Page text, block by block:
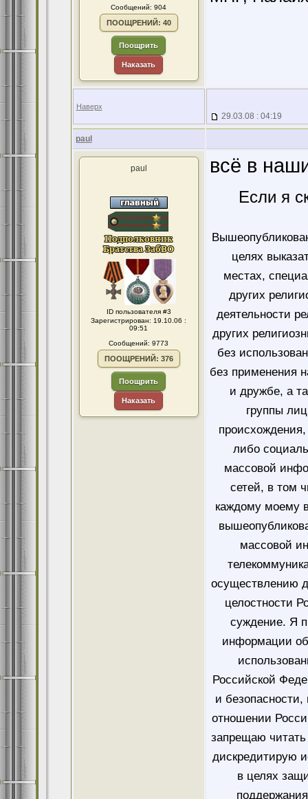
Сообщений: 904
ПООЩРЕНИЙ: 40
Поощрить
Наказать
Наверх
29.03.08 : 04:19
paul
paul
ID пользователя #3
Зарегистрирован: 19.10.06 :
09:51
Сообщений: 9773
ПООЩРЕНИЙ: 376
Поощрить
Наказать
всё в
Если я
целях
местах,
других
деятельности
других
без
без применения
и дружбе, а
группы
либо
массовой
сетей, в том
каждому моему
массовой
осуществлению
целостности
суждение. Я
информации
Российской
и безопасности,
отношении
запрещаю читать
дискредитирую
в целях